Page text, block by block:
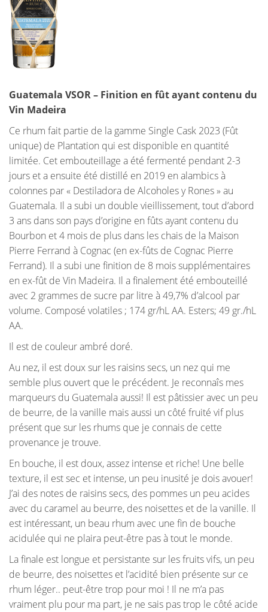
Guatemala VSOR – Finition en fût ayant contenu du
Vin Madeira
Ce rhum fait partie de la gamme Single Cask 2023 (Fût
unique) de Plantation qui est disponible en quantité
limitée. Cet embouteillage a été fermenté pendant 2-3
jours et a ensuite été distillé en 2019 en alambics à
colonnes par « Destiladora de Alcoholes y Rones » au
Guatemala. Il a subi un double vieillissement, tout d’abord
3 ans dans son pays d’origine en fûts ayant contenu du
Bourbon et 4 mois de plus dans les chais de la Maison
Pierre Ferrand à Cognac (en ex-fûts de Cognac Pierre
Ferrand). Il a subi une finition de 8 mois supplémentaires
en ex-fût de Vin Madeira. Il a finalement été embouteillé
avec 2 grammes de sucre par litre à 49,7% d’alcool par
volume. Composé volatiles ; 174 gr/hL AA. Esters; 49 gr./hL
AA.
Il est de couleur ambré doré.
Au nez, il est doux sur les raisins secs, un nez qui me
semble plus ouvert que le précédent. Je reconnaîs mes
marqueurs du Guatemala aussi! Il est pâtissier avec un peu
de beurre, de la vanille mais aussi un côté fruité vif plus
présent que sur les rhums que je connais de cette
provenance je trouve.
En bouche, il est doux, assez intense et riche! Une belle
texture, il est sec et intense, un peu inusité je dois avouer!
J’ai des notes de raisins secs, des pommes un peu acides
avec du caramel au beurre, des noisettes et de la vanille. Il
est intéressant, un beau rhum avec une fin de bouche
acidulée qui ne plaira peut-être pas à tout le monde.
La finale est longue et persistante sur les fruits vifs, un peu
de beurre, des noisettes et l’acidité bien présente sur ce
rhum léger.. peut-être trop pour moi ! Il ne m’a pas
vraiment plu pour ma part, je ne sais pas trop le côté acide